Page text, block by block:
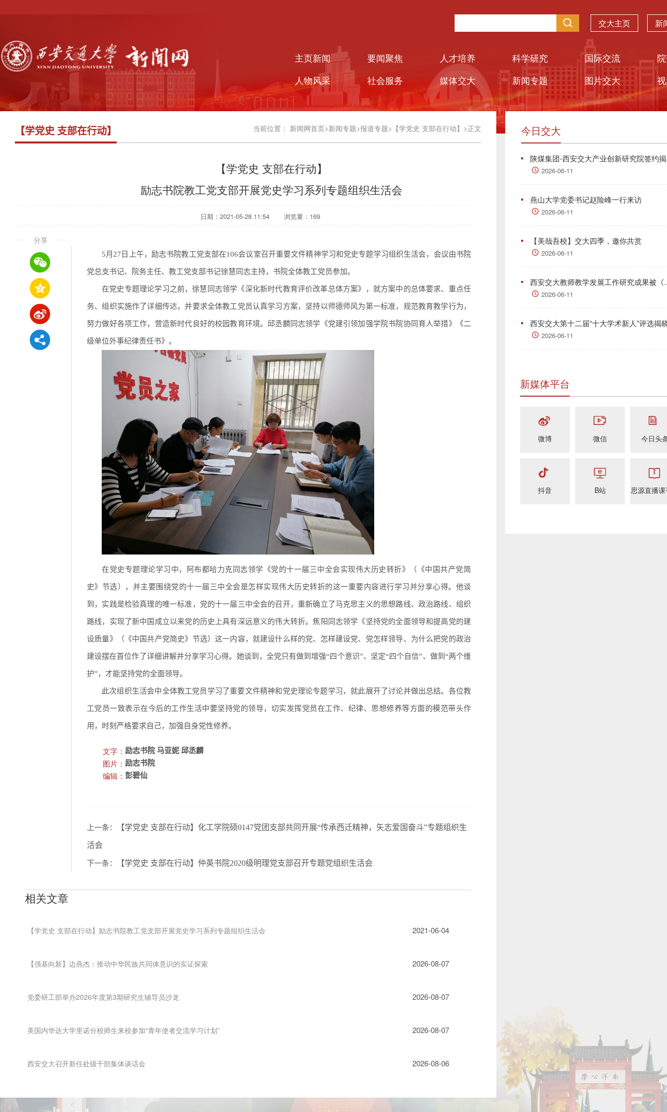
交大主页 新
主页新闻 要闻聚焦 人才培养 科学研究 国际交流
人物风采
社会服务 媒体交大 新闻专题 图片交大
当前位置： 新闻网首页>新闻专题>报道专题> 【学党史 支部在行动】 >正文
【学党史 支部在行动】
分享
【学党史 支部在行动】
励志书院教工党支部开展党史学习系列专题组织生活会
日期：2021-05-28 11:54 浏览量： 169
5月27日上午，励志书院教工党支部在106会议室召开重要文件精神学习和党史专题学习组织生活会，会议由书院
党总支书记、院务主任、教工党支部书记徐慧同志主持，书院全体教工党员参加。
在党史专题理论学习之前，徐慧同志领学《深化新时代教育评价改革总体方案》，就方案中的总体要求、重点任
务、组织实施作了详细传达，并要求全体教工党员认真学习方案，坚持以师德师风为第一标准，规范教育教学行为，
努力做好各项工作，营造新时代良好的校园教育环境。邱丞麟同志领学《党建引领加强学院书院协同育人举措》《二
级单位外事纪律责任书》。
在党史专题理论学习中，阿布都哈力克同志领学《党的十一届三中全会实现伟大历史转折》（《中国共产党简
史》节选），并主要围绕党的十一届三中全会是怎样实现伟大历史转折的这一重要内容进行学习并分享心得。他谈
到，实践是检验真理的唯一标准，党的十一届三中全会的召开，重新确立了马克思主义的思想路线、政治路线、组织
路线，实现了新中国成立以来党的历史上具有深远意义的伟大转折。焦阳同志领学《坚持党的全面领导和提高党的建
设质量》（《中国共产党简史》节选）这一内容，就建设什么样的党、怎样建设党、党怎样领导、为什么把党的政治
建设摆在首位作了详细讲解并分享学习心得。她谈到，全党只有做到增强“四个意识”、坚定“四个自信”、做到“两个维
护”，才能坚持党的全面领导。
此次组织生活会中全体教工党员学习了重要文件精神和党史理论专题学习，就此展开了讨论并做出总结。各位教
工党员一致表示在今后的工作生活中要坚持党的领导，切实发挥党员在工作、纪律、思想修养等方面的模范带头作
用，时刻严格要求自己，加强自身党性修养。
文字： 励志书院 马亚妮 邱丞麟
图片： 励志书院
编辑： 彭碧仙
上一条： 【学党史 支部在行动】化工学院硕0147党团支部共同开展“传承西迁精神，矢志爱国奋斗”专题组织生
活会
下一条： 【学党史 支部在行动】仲英书院2020级明理党支部召开专题党组织生活会
相关文章
【学党史 支部在行动】励志书院教工党支部开展党史学习系列专题组织生活会 2021-06-04
【强基向新】边燕杰：推动中华民族共同体意识的实证探索 2026-08-07
党委研工部举办2026年度第3期研究生辅导员沙龙 2026-08-07
美国内华达大学里诺分校师生来校参加“青年使者交流学习计划” 2026-08-07
西安交大召开新任处级干部集体谈话会 2026-08-06
今日交大
陕煤集团-西安交大产业创新研究院签约
2026-06-11
燕山大学党委书记赵险峰一行来访
2026-06-11
【美哉吾校】交大四季，邀你共赏
2026-06-11
西安交大教师教学发展工作研究成果被《
2026-06-11
西安交大第十二届“十大学术新人”评选揭
2026-06-11
新媒体平台
微博 微信 今日头
抖音 B站 思源直播